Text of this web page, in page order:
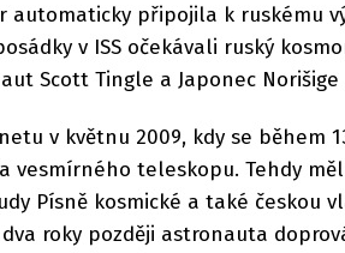
automaticky připojila k ruskému
v ISS očekávali ruský
Scott Tingle a Japonec Norišige
v květnu 2009, kdy se během
vesmírného teleskopu. Tehdy
Písně kosmické a také českou
roky později astronauta